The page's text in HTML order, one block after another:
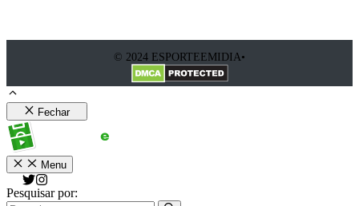
© 2024 ESPORTEEMIDIA•
Fechar
Menu
Pesquisar por: